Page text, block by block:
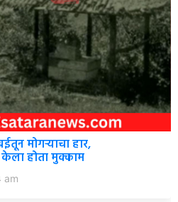
मोगऱ्याचा हार,
केला होता मुक्काम
am